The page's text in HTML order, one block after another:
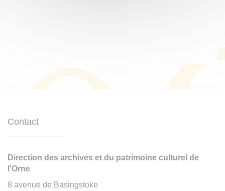
Contact
Direction des archives et du patrimoine culturel de
l'Orne
8 avenue de Basingstoke